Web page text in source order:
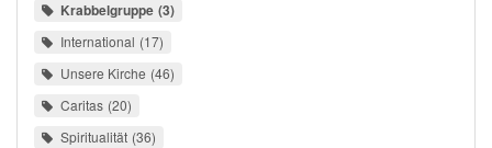
Krabbelgruppe 3
International 17
Unsere Kirche 46
Caritas 20
Spiritualität 36